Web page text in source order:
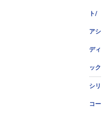
ト/
アシ
ディ
ック
シリ
コー